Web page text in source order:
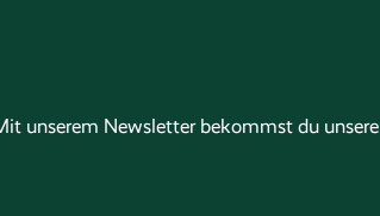
unserem Newsletter bekommst du unsere